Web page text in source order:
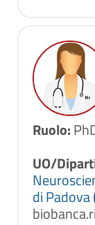
Ruolo:
UO/
di Padova